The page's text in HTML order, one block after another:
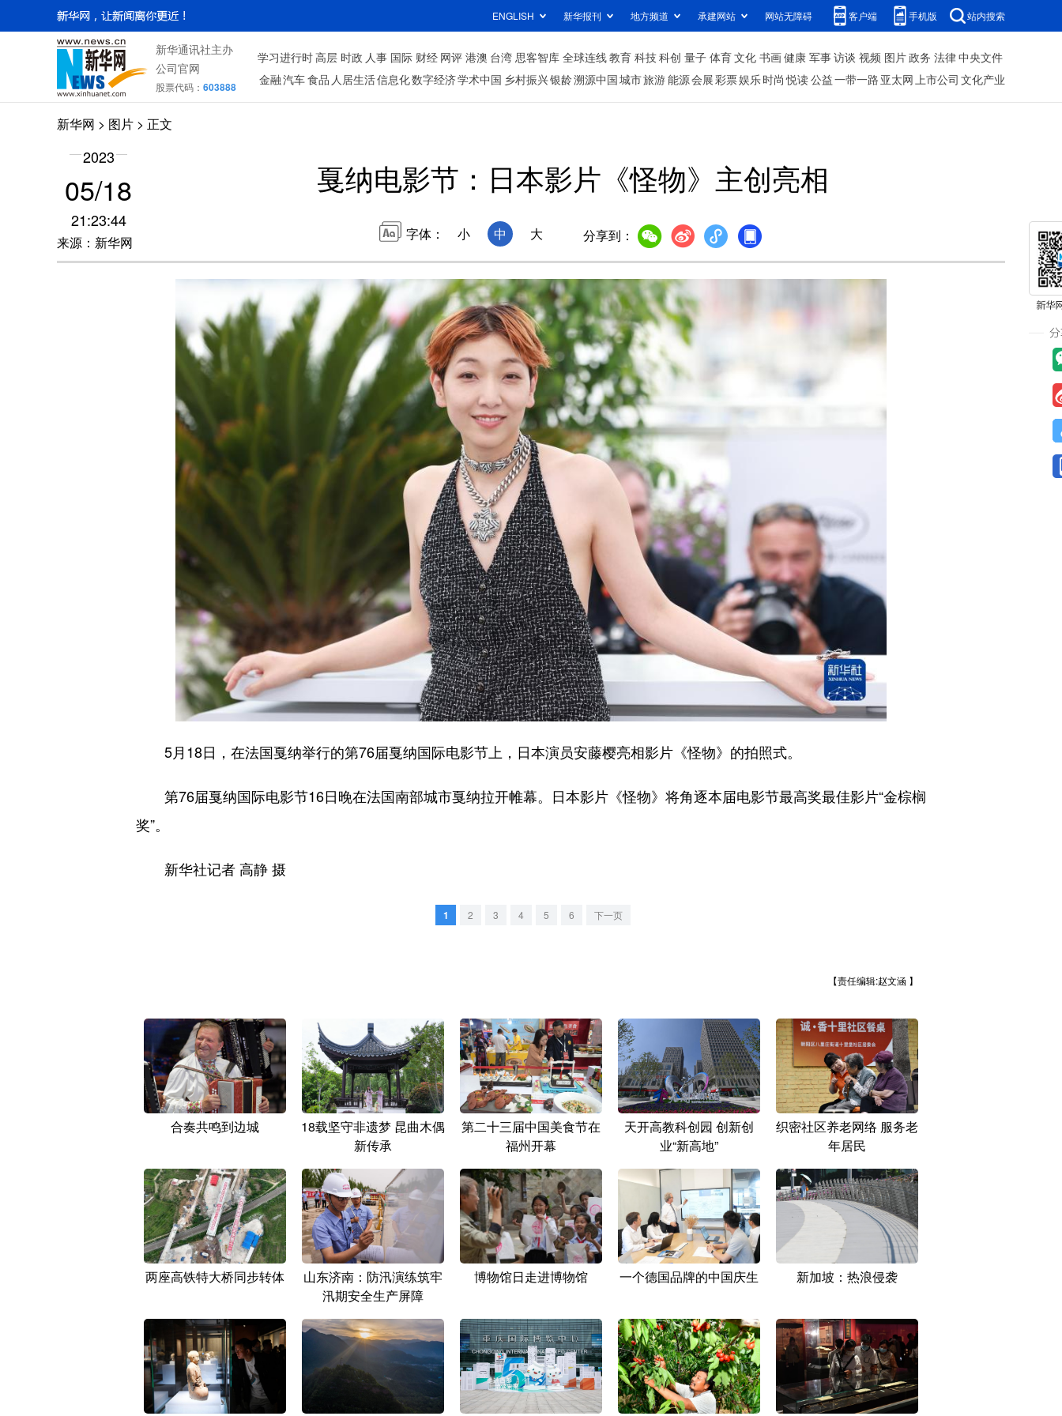
ENGLISH 新华报刊 地方频道 承建网站 网站无障碍 客户端 手机版 站内搜索
新华通讯社主办
公司官网
股票代码： 603888
学习进行时高层 时政 人事 国际 财经 网评 港澳 台湾 思客智库 全球连线教育 科技科创 量子 体育文化 书画健康 军事访谈 视频 图片政务 法律中央文件
金融汽车食品 人居生活信息化数字经济学术中国 乡村振兴银龄溯源中国城市旅游能源会展彩票娱乐时尚 悦读公益一带一路 亚太网上市公司 文化产业
新华网 > 图片 > 正文
2023
05/18
21:23:44
来源：新华网
戛纳电影节：日本影片《怪物》主创亮相
字体： 小 中 大 分享到：
5月18日，在法国戛纳举行的第76届戛纳国际电影节上，日本演员安藤樱亮相影片《怪物》的拍照式。
第76届戛纳国际电影节16日晚在法国南部城市戛纳拉开帷幕。日本影片《怪物》将角逐本届电影节最高奖最佳影片“金棕榈
奖”。
新华社记者 高静 摄
1 2 3 4 5 6 下一页
【责任编辑:赵文涵 】
合奏共鸣到边城
18载坚守非遗梦 昆曲木偶
新传承
第二十三届中国美食节在
福州开幕
天开高教科创园 创新创
业“新高地”
织密社区养老网络 服务老
年居民
两座高铁特大桥同步转体
山东济南：防汛演练筑牢
汛期安全生产屏障
博物馆日走进博物馆 一个德国品牌的中国庆生 新加坡：热浪侵袭